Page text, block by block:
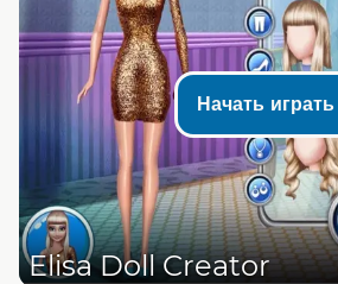
Начать играть
Elisa Doll Creator